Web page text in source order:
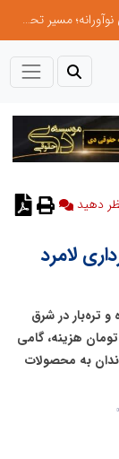
از کشف استعدادهای ناب تا پرورش آن‌ها با رویکردهای نوآورانه؛ مسیر تحول‌آفرین شنای ایران در سطح جهانی
شهرداری لامرد
و تره‌بار در شرق
شهری با صرف بیش از ۳ میلیارد تومان هزینه، گامی
به محصولات